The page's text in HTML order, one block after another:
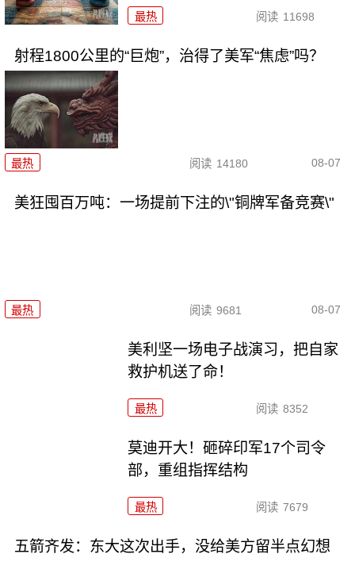
最热 阅读 11698
射程1800公里的“巨炮”，治得了美军“焦虑”吗？
最热 阅读 14180 08-07
美狂囤百万吨：一场提前下注的\"铜牌军备竞赛\"
最热 阅读 9681 08-07
美利坚一场电子战演习，把自家
救护机送了命！
最热 阅读 8352
莫迪开大！砸碎印军17个司令
部，重组指挥结构
最热 阅读 7679
五箭齐发：东大这次出手，没给美方留半点幻想